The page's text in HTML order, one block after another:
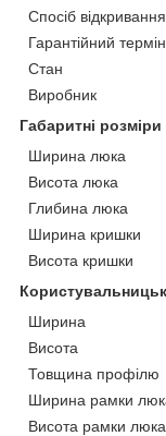
Спосіб
Гарантійний термін
Стан
Виробник
Габаритні розміри
Ширина люка
Висота люка
Глибина люка
Ширина кришки
Висота кришки
Ширина
Висота
Товщина профілю
Ширина рамки
Висота рамки люка